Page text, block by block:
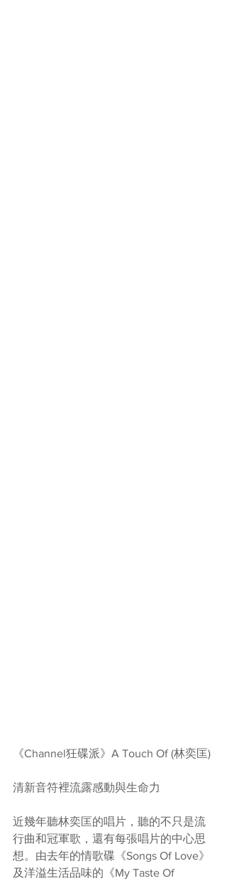
《Channel狂碟派》A Touch Of (林奕匡)
清新音符裡流露感動與生命力
近幾年聽林奕匡的唱片，聽的不只是流
行曲和冠軍歌，還有每張唱片的中心思
想。由去年的情歌碟《Songs Of Love》
及洋溢生活品味的《My Taste Of